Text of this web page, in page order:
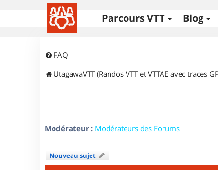
Parcours VTT Blog
FAQ
UtagawaVTT (Randos VTT et VTTAE avec traces
Modérateur : Modérateurs des Forums
Nouveau sujet